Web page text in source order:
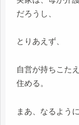
だろうし、
とりあえず、
自営が持ちこた
住める。
まあ、なるよう